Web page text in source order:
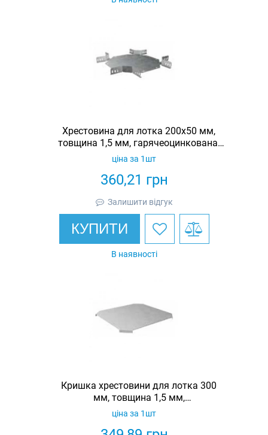
Хрестовина для лотка 200х50 мм,
товщина 1,5 мм, гарячеоцинкована,
Eurotray
360,21 грн
ціна за 1шт
Залишити відгук
КУПИТИ
В наявності
Кришка хрестовини для лотка 300
мм, товщина 1,5 мм,
гарячеоцинкована, Eurotray
ціна за 1шт